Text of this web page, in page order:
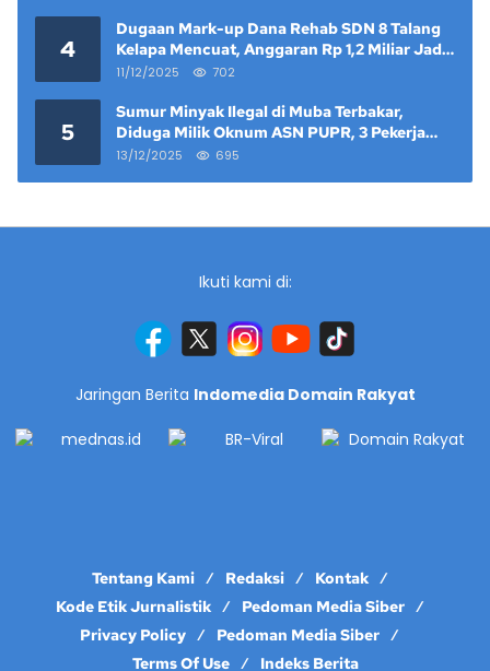
4
Dugaan Mark-up Dana Rehab SDN 8 Talang
Kelapa Mencuat, Anggaran Rp 1,2 Miliar Jadi
Sorotan
11/12/2025 702
5
Sumur Minyak Ilegal di Muba Terbakar,
Diduga Milik Oknum ASN PUPR, 3 Pekerja
Tewas
13/12/2025 695
Ikuti kami di:
Jaringan Berita Indomedia Domain Rakyat
Tentang Kami Redaksi
Kontak
Kode Etik Jurnalistik
Pedoman Media Siber
Privacy Policy
Pedoman Media Siber
Terms Of Use
Indeks Berita